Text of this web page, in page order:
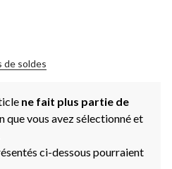
de soldes
ne fait plus partie de
que vous avez sélectionné et
ci-dessous pourraient